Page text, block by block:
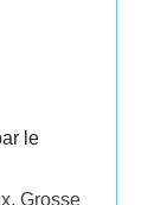
le
Grosse